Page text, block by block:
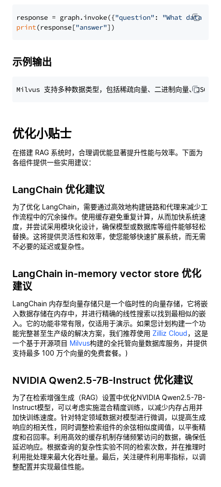
response = graph.invoke({"question" : "What data
print(response["answer"
示例输出
优化小贴士
在搭建 RAG 系统时，合理调优能显著提升性能与效率。下面为
各组件提供一些实用建议：
LangChain 优化建议
为了优化 LangChain，需要通过高效地构建链路和代理来减少工
作流程中的冗余操作。使用缓存避免重复计算，从而加快系统速
度，并尝试采用模块化设计，确保模型或数据库等组件能够轻松
替换。这将提供灵活性和效率，使您能够快速扩展系统，而无需
不必要的延迟或复杂性。
LangChain in-memory vector store 优化
建议
LangChain 内存型向量存储只是一个临时性的向量存储，它将嵌
入数据存储在内存中，并进行精确的线性搜索以找到最相似的嵌
入。它的功能非常有限，仅适用于演示。如果您计划构建一个功
能完整甚至生产级的解决方案，我们推荐使用 Zilliz Cloud，这是
一个基于开源项目 Milvus构建的全托管向量数据库服务，并提供
支持最多 100 万个向量的免费套餐。)
NVIDIA Qwen2.5-7B-Instruct 优化建议
为了在检索增强生成（RAG）设置中优化NVIDIA Qwen2.5-7B-
Instruct模型，可以考虑实施混合精度训练，以减少内存占用并
加快训练速度。针对特定领域数据对模型进行微调，以提高生成
响应的相关性，同时调整检索组件的余弦相似度阈值，以平衡精
度和召回率。利用高效的缓存机制存储频繁访问的数据，确保低
延迟响应。根据查询的复杂性实验不同的检索次数，并在推理时
利用批处理来最大化吞吐量。最后，关注硬件利用率指标，以调
整配置并实现最佳性能。